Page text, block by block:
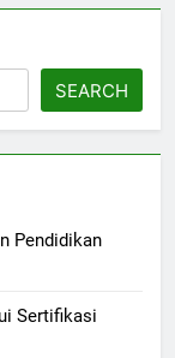
SEARCH
Pendidikan
Sertifikasi